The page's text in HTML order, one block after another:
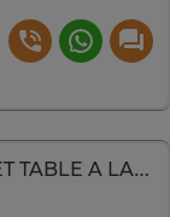
SIEGE AUTO ET TABLE A LANGER BEBE MULTIFONCTIONNELLE